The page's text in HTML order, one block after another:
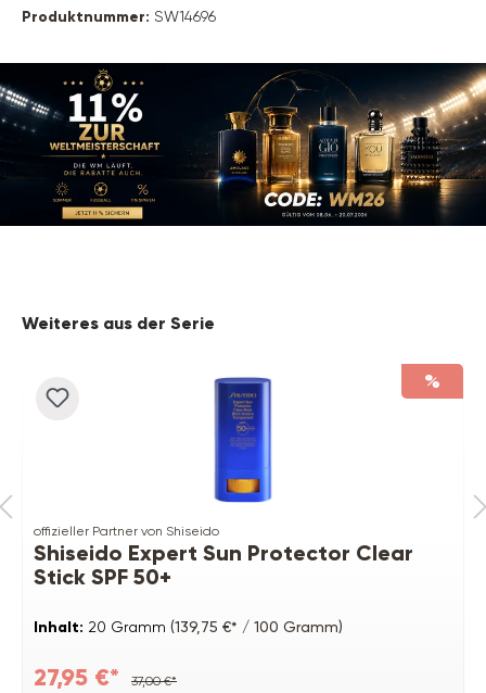
Produktnummer: SW14696
Produktgalerie überspringen
Weiteres aus der Serie
%
offizieller Partner von Shiseido
Shiseido Expert Sun Protector Clear
Stick SPF 50+
Inhalt: 20 Gramm (139,75 €* / 100 Gramm)
27,95 €* 37,00 €*